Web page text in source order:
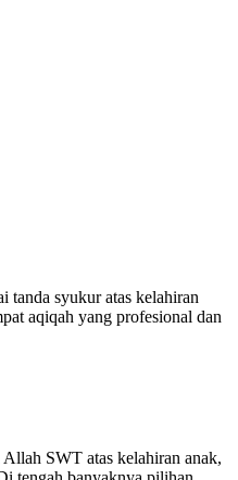
tanda syukur atas kelahiran
aqiqah yang profesional dan
SWT atas kelahiran anak,